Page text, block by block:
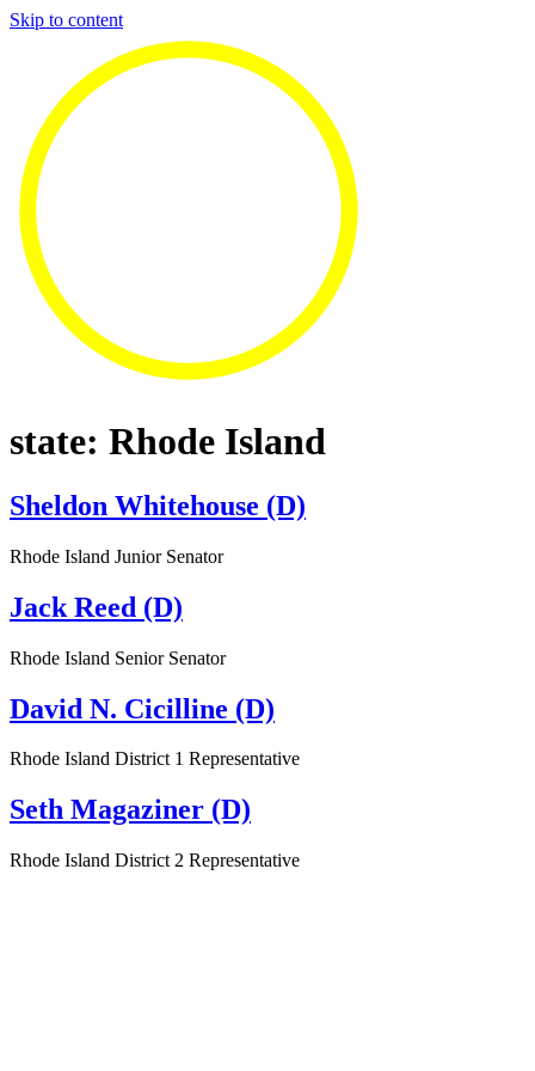
Skip to content
state: Rhode Island
Sheldon Whitehouse (D)
Rhode Island Junior Senator
Jack Reed (D)
Rhode Island Senior Senator
David N. Cicilline (D)
Rhode Island District 1 Representative
Seth Magaziner (D)
Rhode Island District 2 Representative